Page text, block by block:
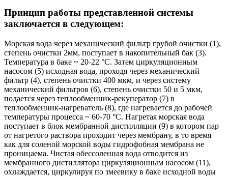
Принцип работы представленной системы
заключается в следующем:
Морская вода через механический фильтр грубой очистки (1),
степень очистки 2мм, поступает в накопительный бак (3).
Температура в баке ~ 20-22 °C. Затем циркуляционным
насосом (5) исходная вода, проходя через механический
фильтр (4), степень очистки 400 мкм, и через систему
механический фильтров (6), степень очистки 50 и 5 мкм,
подается через теплообменник-рекуператор (7) в
теплообменник-нагреватель (8), где нагревается до рабочей
температуры процесса ~ 60-70 °C. Нагретая морская вода
поступает в блок мембранной дистилляции (9) в котором пар
от нагретого раствора проходит через мембрану, в то время
как для соленой морской воды гидрофобная мембрана не
проницаема. Чистая обессоленная вода отводится из
мембранного дистиллятора циркуляционным насосом (11),
охлаждается, циркулируя по змеевику в баке исходной воды